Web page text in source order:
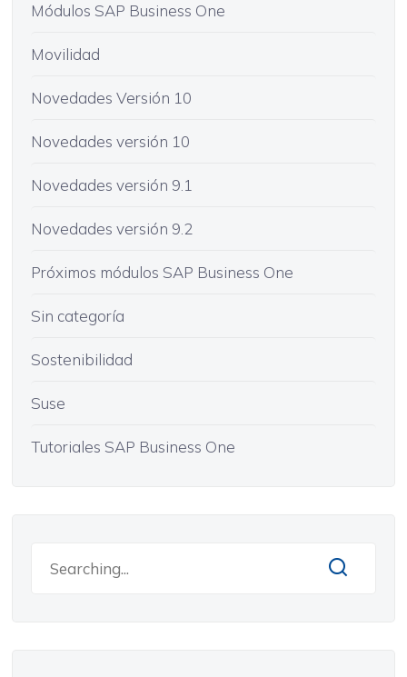
Módulos SAP Business One
Movilidad
Novedades Versión 10
Novedades versión 10
Novedades versión 9.1
Novedades versión 9.2
Próximos módulos SAP Business One
Sin categoría
Sostenibilidad
Suse
Tutoriales SAP Business One